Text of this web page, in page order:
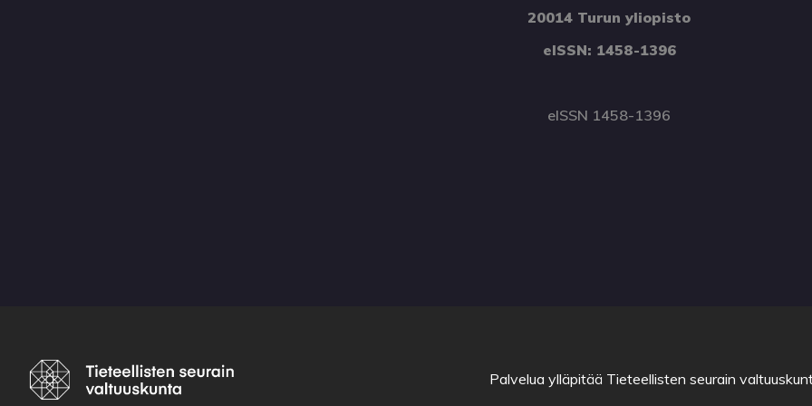
20014 Turun yliopisto
eISSN: 1458-1396
eISSN 1458-1396
Palvelua ylläpitää Tieteellisten seurain